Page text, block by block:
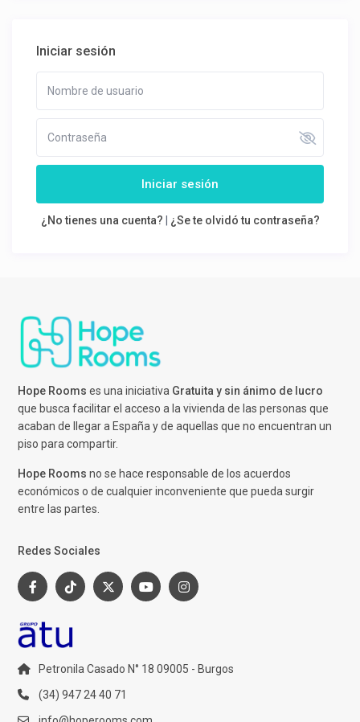
Iniciar sesión
Iniciar sesión
¿No tienes una cuenta? ¿Se te olvidó tu contraseña?
Hope Rooms es una iniciativa Gratuita y sin ánimo de lucro
que busca facilitar el acceso a la vivienda de las personas que
acaban de llegar a España y de aquellas que no encuentran un
piso para compartir.
Hope Rooms no se hace responsable de los acuerdos
económicos o de cualquier inconveniente que pueda surgir
entre las partes.
Redes Sociales
Petronila Casado N° 18 09005 - Burgos
(34) 947 24 40 71